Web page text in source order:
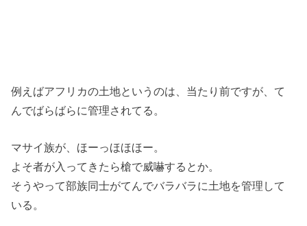
例えばアフリカの土地というのは、当たり前ですが、て
んでばらばらに管理されてる。
マサイ族が、ほーっほほほー。
よそ者が入ってきたら槍で威嚇するとか。
そうやって部族同士がてんでバラバラに土地を管理して
いる。